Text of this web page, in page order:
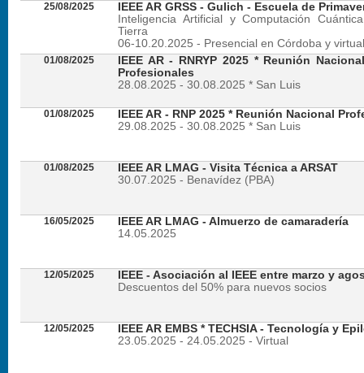
25/08/2025
IEEE AR GRSS - Gulich - Escuela de
Inteligencia Artificial y Computación
Tierra
06-10.20.2025 - Presencial en Córdoba y virtual
01/08/2025
IEEE AR - RNRYP 2025 * Reunión
Profesionales
28.08.2025 - 30.08.2025 * San Luis
01/08/2025
IEEE AR - RNP 2025 * Reunión Nacional
29.08.2025 - 30.08.2025 * San Luis
01/08/2025
IEEE AR LMAG - Visita Técnica a ARSAT
30.07.2025 - Benavídez (PBA)
16/05/2025
IEEE AR LMAG - Almuerzo de camaradería
14.05.2025
12/05/2025
IEEE - Asociación al IEEE entre marzo y
Descuentos del 50% para nuevos socios
12/05/2025
IEEE AR EMBS * TECHSIA - Tecnología y
23.05.2025 - 24.05.2025 - Virtual